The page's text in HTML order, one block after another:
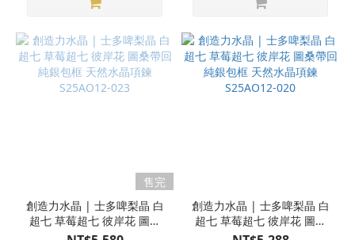
售完
創造力水晶 | 士多啤梨晶 白
超七 草莓超七 彼岸花 圖桑
帶回 純銀包框 天然水晶項鍊
創造力水晶 | 士多啤梨晶 白
超七 草莓超七 彼岸花 圖桑
帶回 純銀包框 天然水晶項鍊